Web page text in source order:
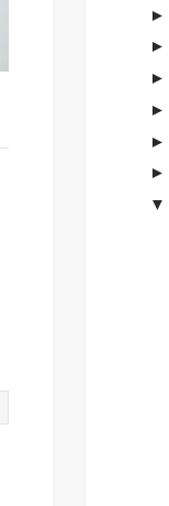
►
►
►
►
►
►
▼